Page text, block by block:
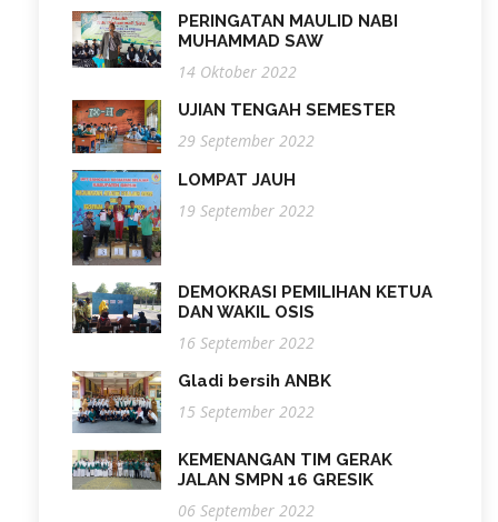
PERINGATAN MAULID NABI
MUHAMMAD SAW
14 Oktober 2022
UJIAN TENGAH SEMESTER
29 September 2022
LOMPAT JAUH
19 September 2022
DEMOKRASI PEMILIHAN KETUA
DAN WAKIL OSIS
16 September 2022
Gladi bersih ANBK
15 September 2022
KEMENANGAN TIM GERAK
JALAN SMPN 16 GRESIK
06 September 2022